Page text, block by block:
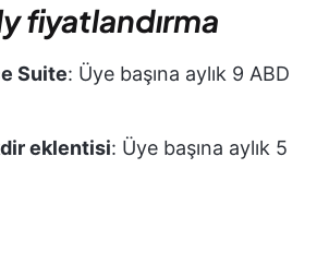
fiyatlandırma
Suite: Üye başına aylık 9 ABD
eklentisi: Üye başına aylık 5